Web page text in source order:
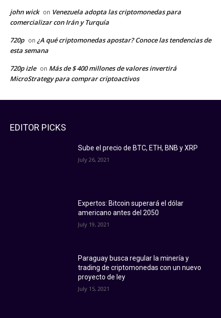
john wick on Venezuela adopta las criptomonedas para
comercializar con Irán y Turquía
720p on ¿A qué criptomonedas apostar? Conoce las tendencias de
esta semana
720p izle on Más de $ 400 millones de valores invertirá
MicroStrategy para comprar criptoactivos
EDITOR PICKS
Sube el precio de BTC, ETH, BNB y XRP
July 26, 2021
Expertos: Bitcoin superará el dólar
americano antes del 2050
July 19, 2021
Paraguay busca regular la minería y
trading de criptomonedas con un nuevo
proyecto de ley
July 15, 2021